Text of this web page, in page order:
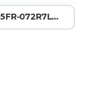
RC0805FR-072R7L →